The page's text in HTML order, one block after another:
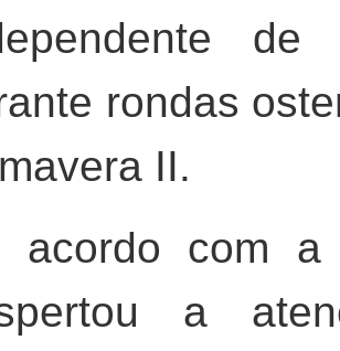
rondas
II.
acordo com a
a